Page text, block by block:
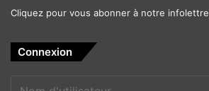
Cliquez pour vous abonner à notre infolettre
Connexion